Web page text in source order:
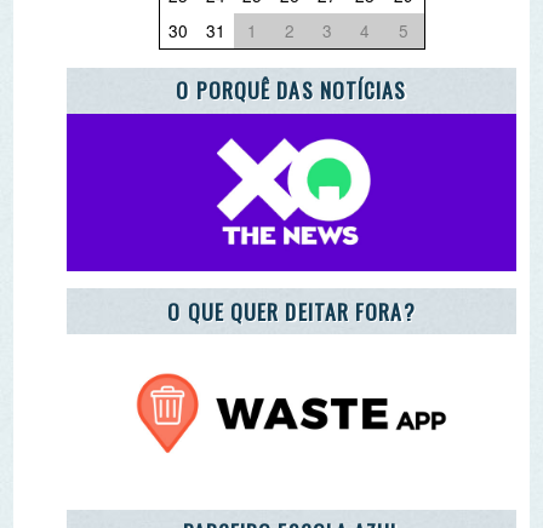
REGISTO DE ENTIDADES E EQUIPAMENTOS DE
EA
ADOTE A CARTA DA TERRA